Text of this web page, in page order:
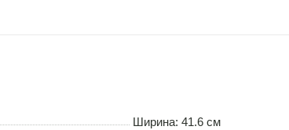
Ширина: 41.6 см